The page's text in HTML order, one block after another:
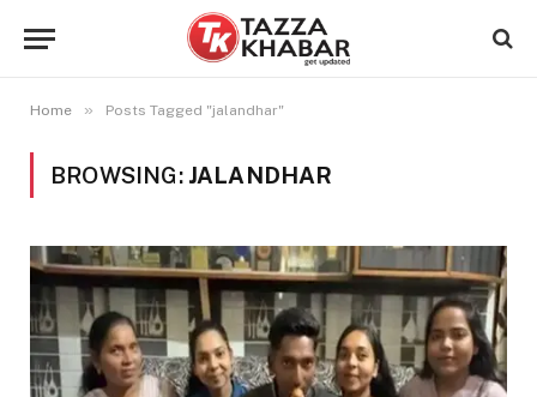
Home » Posts Tagged "jalandhar"
BROWSING: JALANDHAR